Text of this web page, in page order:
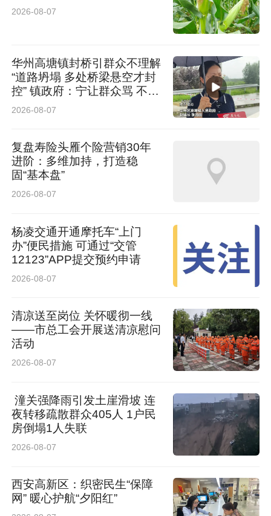
2026-08-07
华州高塘镇封桥引群众不理解
“道路坍塌 多处桥梁悬空才封
控” 镇政府：宁让群众骂 不让
群众哭
2026-08-07
复盘寿险头雁个险营销30年
进阶：多维加持，打造稳
固“基本盘”
2026-08-07
杨凌交通开通摩托车“上门
办”便民措施 可通过“交管
12123”APP提交预约申请
2026-08-07
清凉送至岗位 关怀暖彻一线
——市总工会开展送清凉慰问
活动
2026-08-07
潼关强降雨引发土崖滑坡 连
夜转移疏散群众405人 1户民
房倒塌1人失联
2026-08-07
西安高新区：织密民生“保障
网” 暖心护航“夕阳红”